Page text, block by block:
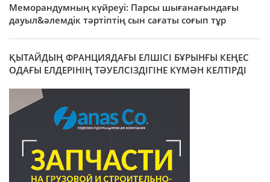
Меморандумның күйреуі: Парсы шығанағындағы
дауыл&әлемдік тәртіптің сын сағаты соғып тұр
ҚЫТАЙДЫҢ ФРАНЦИЯДАҒЫ ЕЛШІСІ БҰРЫНҒЫ КЕҢЕС
ОДАҒЫ ЕЛДЕРІНІҢ ТӘУЕЛСІЗДІГІНЕ КҮМӘН КЕЛТІРДІ